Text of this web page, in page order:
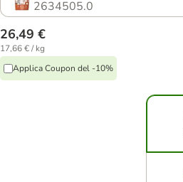
2634505.0
26,49 €
17,66 € / kg
Applica Coupon del -10%